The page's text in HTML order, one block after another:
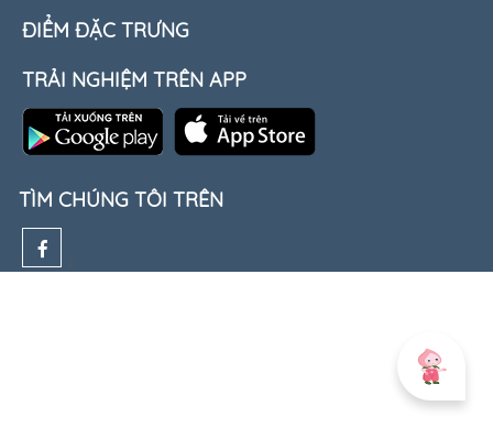
ĐIỂM ĐẶC TRƯNG
TRẢI NGHIỆM TRÊN APP
TÌM CHÚNG TÔI TRÊN